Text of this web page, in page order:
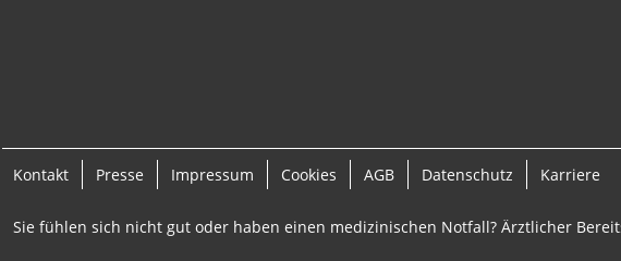
Kontakt Presse Impressum Cookies AGB Datenschutz Karriere
Sie fühlen sich nicht gut oder haben einen medizinischen Notfall? Ärztlicher